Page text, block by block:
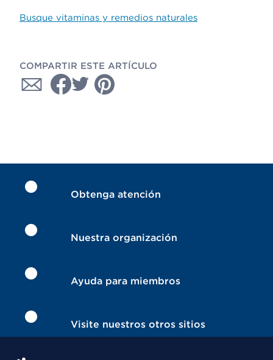
Busque vitaminas y remedios naturales
COMPARTIR ESTE ARTÍCULO
Obtenga atención
Nuestra organización
Ayuda para miembros
Visite nuestros otros sitios